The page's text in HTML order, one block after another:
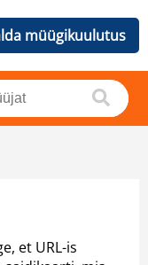
müügikuulutus
et URL-is